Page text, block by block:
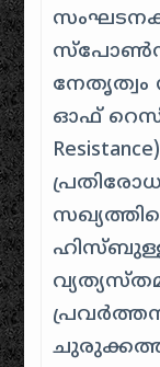
ഓഫ്